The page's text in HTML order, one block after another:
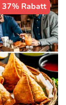
37% Rabatt